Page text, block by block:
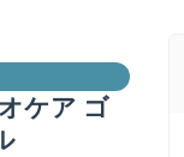
ケア ゴ